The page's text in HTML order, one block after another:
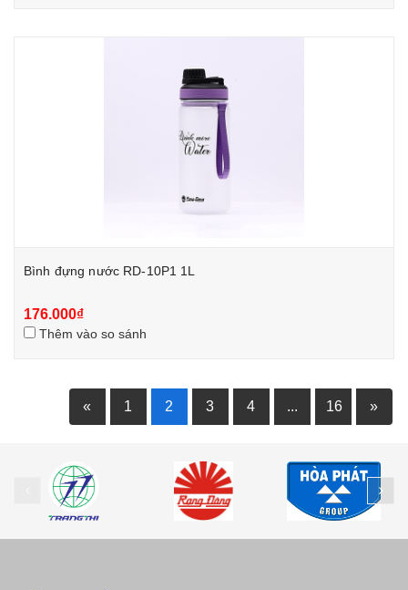
Bình đựng nước RD-10P1 1L
176.000₫
Thêm vào so sánh
« 1 2 3 4 ... 16 »
prev